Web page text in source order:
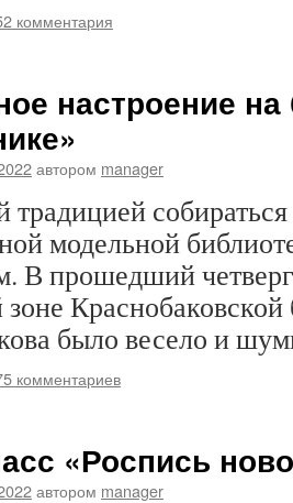
комментария
настроение
автором manager
традицией
модельной
В прошедший
Краснобаковской
было весело и
комментариев
«Роспись
автором manager